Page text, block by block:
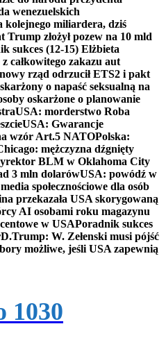
wenezuelskich
kolejnego miliardera, dziś
Trump złożył pozew na 10 mld
sukces (12-15) Elżbieta
całkowitego zakazu aut
rząd odrzucił ETS2 i pakt
o napaść seksualną na
oskarżone o planowanie
USA: morderstwo Roba
USA: Gwarancje
wzór Art.5 NATOPolska:
mężczyzna dźgnięty
BLM w Oklahoma City
3 mln dolarówUSA: powódź w
społecznościowe dla osób
przekazała USA skorygowaną
AI osobami roku magazynu
w USAPoradnik sukces
D.Trump: W. Zełenski musi pójść
możliwe, jeśli USA zapewnią
1030